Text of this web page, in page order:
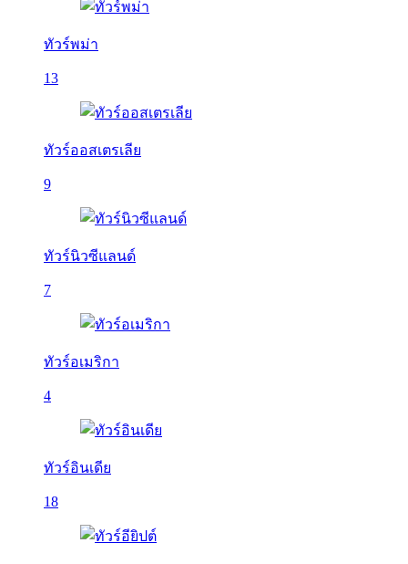
ทัวร์พม่า
13
ทัวร์ออสเตรเลีย
9
ทัวร์นิวซีแลนด์
7
ทัวร์อเมริกา
4
ทัวร์อินเดีย
18